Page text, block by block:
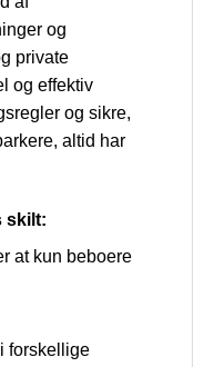
og
private
og effektiv
og sikre,
altid har
skilt:
at kun beboere
forskellige